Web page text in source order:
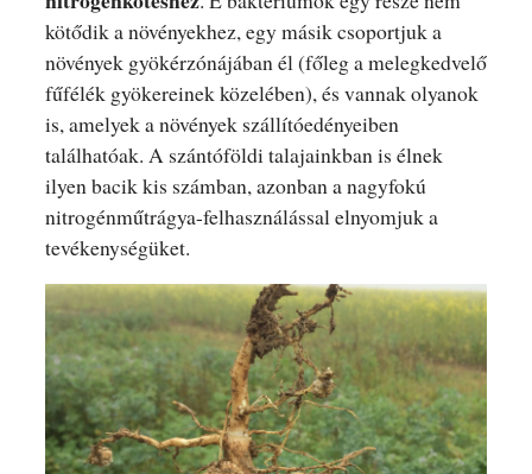
kötődik a növényekhez, egy másik csoportjuk a
növények gyökérzónájában él (főleg a melegkedvelő
fűfélék gyökereinek közelében), és vannak olyanok
is, amelyek a növények szállítóedényeiben
találhatóak. A szántóföldi talajainkban is élnek
ilyen bacik kis számban, azonban a nagyfokú
nitrogénműtrágya-felhasználással elnyomjuk a
tevékenységüket.